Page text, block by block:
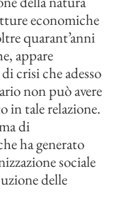
economiche
quarant’anni
appare
crisi che adesso
non può avere
in tale relazione.
di
ha generato
sociale
delle